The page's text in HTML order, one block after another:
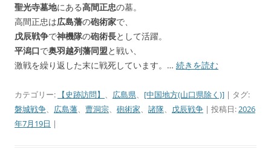
聖光寺墓地にある高間正忠の墓。
高間正忠は広島藩の砲術家で、
戊辰戦争で神機隊の砲術長として活躍。
平潟口で奥羽越列藩同盟と戦い、
激戦を繰り返した末に戦死しています。… 続きを読む
カテゴリー: 【史跡訪問】 、 広島県、 [中国地方(山口県除く)] | タグ:
磐城戦争、 広島藩、 曹洞宗、 砲術家、 諸隊、 戊辰戦争 | 投稿日:2026
年7月19日 |